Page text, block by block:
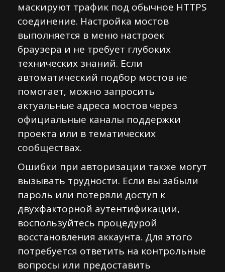
маскируют трафик под обычное HTTPS
соединение. Настройка мостов
выполняется в меню настроек
браузера и не требует глубоких
технических знаний. Если
автоматический подбор мостов не
помогает, можно запросить
актуальные адреса мостов через
официальные каналы поддержки
проекта или в тематических
сообществах.
Ошибки при авторизации также могут
вызывать трудности. Если вы забыли
пароль или потеряли доступ к
двухфакторной аутентификации,
воспользуйтесь процедурой
восстановления аккаунта. Для этого
потребуется ответить на контрольные
вопросы или предоставить